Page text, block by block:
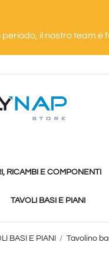
il nostro team
RICAMBI E COMPONENTI
TAVOLI BASI E PIANI
BASI E PIANI Tavolino